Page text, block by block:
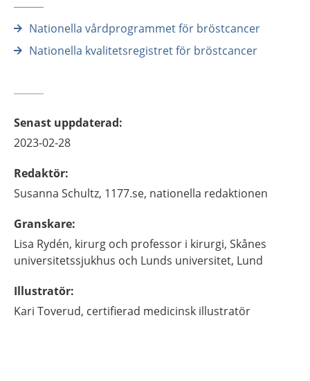
Nationella vårdprogrammet för bröstcancer
Nationella kvalitetsregistret för bröstcancer
Senast uppdaterad:
2023-02-28
Redaktör:
Susanna Schultz, 1177.se, nationella redaktionen
Granskare:
Lisa Rydén, kirurg och professor i kirurgi, Skånes
universitetssjukhus och Lunds universitet, Lund
Illustratör:
Kari Toverud, certifierad medicinsk illustratör